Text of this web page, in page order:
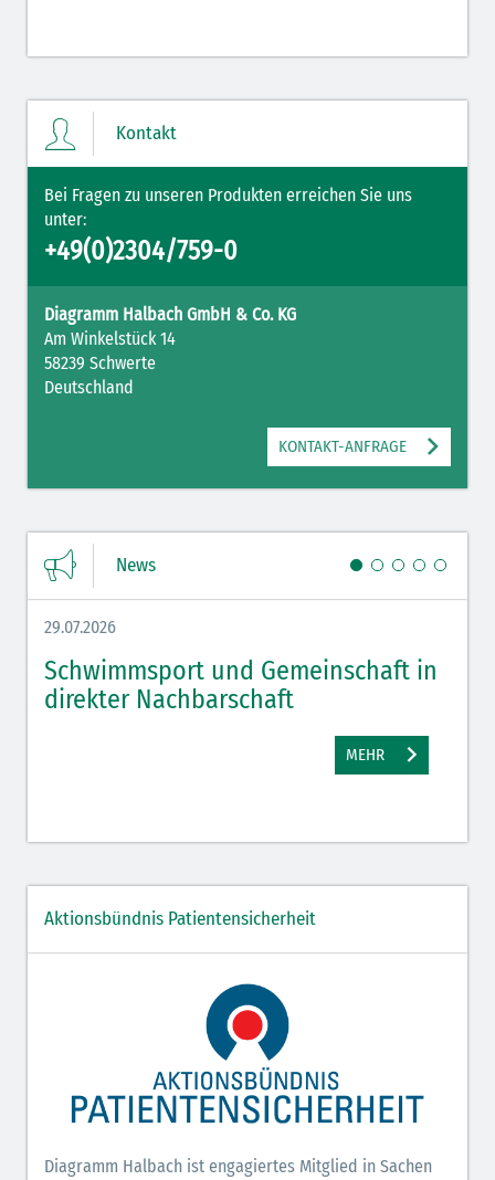
Kontakt
Bei Fragen zu unseren Produkten erreichen Sie uns
unter:
+49(0)2304/759-0
Diagramm Halbach GmbH & Co. KG
Am Winkelstück 14
58239 Schwerte
Deutschland
KONTAKT-ANFRAGE
News
29.07.2026
Schwimmsport und Gemeinschaft in
direkter Nachbarschaft
MEHR
Aktionsbündnis Patientensicherheit
Diagramm Halbach ist engagiertes Mitglied in Sachen